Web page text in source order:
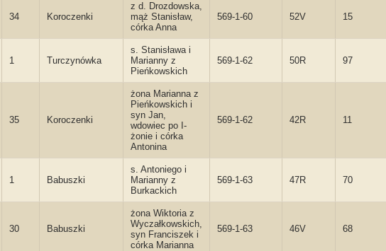
34 Koroczenki
z d. Drozdowska,
mąż Stanisław,
córka Anna
569-1-60 52V 15
1 Turczynówka
s. Stanisława i
Marianny z
Pieńkowskich
569-1-62 50R 97
35 Koroczenki
żona Marianna z
Pieńkowskich i
syn Jan,
wdowiec po I-
żonie i córka
Antonina
569-1-62 42R 11
1 Babuszki
s. Antoniego i
Marianny z
Burkackich
569-1-63 47R 70
30 Babuszki
żona Wiktoria z
Wyczałkowskich,
syn Franciszek i
córka Marianna
569-1-63 46V 68